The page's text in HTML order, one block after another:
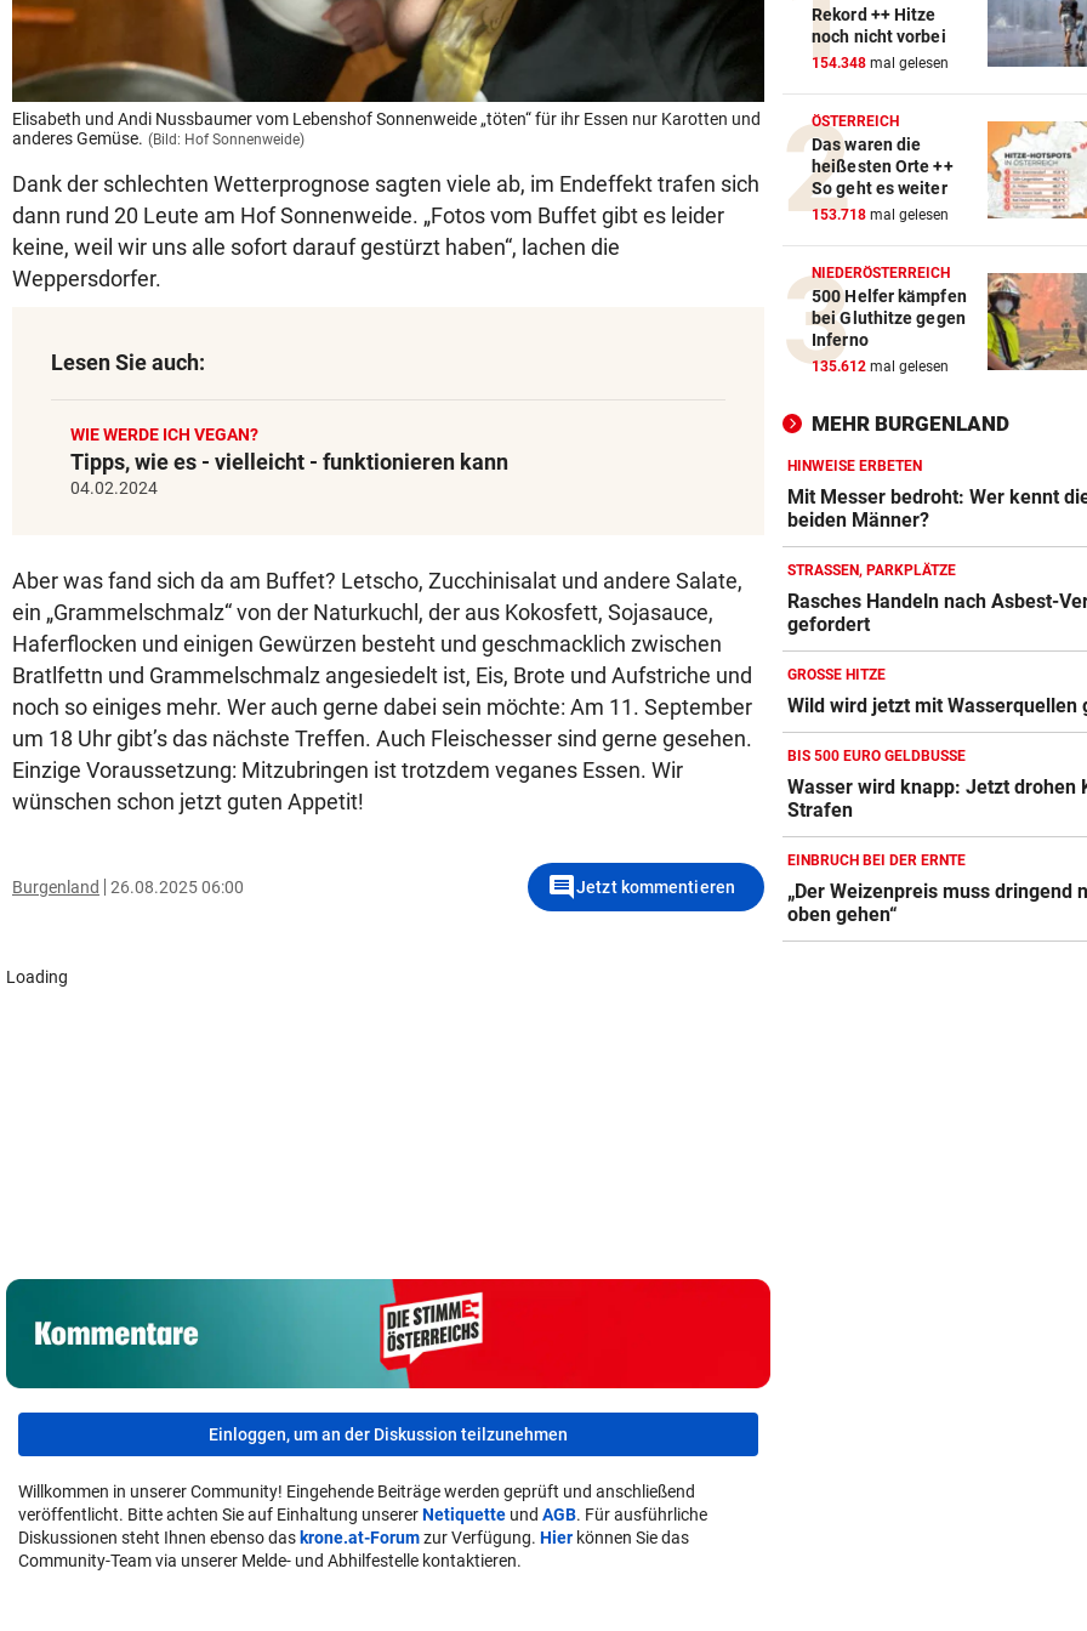
Elisabeth und Andi Nussbaumer vom Lebenshof Sonnenweide „töten“ für ihr Essen nur Karotten und
anderes Gemüse. (Bild: Hof Sonnenweide)
Dank der schlechten Wetterprognose sagten viele ab, im Endeffekt trafen sich
dann rund 20 Leute am Hof Sonnenweide. „Fotos vom Buffet gibt es leider
keine, weil wir uns alle sofort darauf gestürzt haben“, lachen die
Weppersdorfer.
Lesen Sie auch:
WIE WERDE ICH VEGAN?
Tipps, wie es - vielleicht - funktionieren kann
04.02.2024
Aber was fand sich da am Buffet? Letscho, Zucchinisalat und andere Salate,
ein „Grammelschmalz“ von der Naturkuchl, der aus Kokosfett, Sojasauce,
Haferflocken und einigen Gewürzen besteht und geschmacklich zwischen
Bratlfettn und Grammelschmalz angesiedelt ist, Eis, Brote und Aufstriche und
noch so einiges mehr. Wer auch gerne dabei sein möchte: Am 11. September
um 18 Uhr gibt’s das nächste Treffen. Auch Fleischesser sind gerne gesehen.
Einzige Voraussetzung: Mitzubringen ist trotzdem veganes Essen. Wir
wünschen schon jetzt guten Appetit!
Burgenland 26.08.2025 06:00 commentJetzt kommentieren
Einloggen, um an der Diskussion teilzunehmen
Willkommen in unserer Community! Eingehende Beiträge werden geprüft und anschließend
veröffentlicht. Bitte achten Sie auf Einhaltung unsererNetiquette und AGB. Für ausführliche
Diskussionen steht Ihnen ebenso das krone.at-Forumzur Verfügung. Hier können Sie das
Community-Team via unserer Melde- und Abhilfestelle kontaktieren.
Rekord ++ Hitze
noch nicht vorbei
154.348 mal gelesen
ÖSTERREICH
Das waren die
heißesten Orte ++
So geht es weiter
153.718 mal gelesen
NIEDERÖSTERREICH
500 Helfer kämpfen
bei Gluthitze gegen
Inferno
135.612 mal gelesen
MEHR BURGENLAND
HINWEISE ERBETEN
Mit Messer bedroht: Wer kennt
beiden Männer?
STRASSEN, PARKPLÄTZE
Rasches Handeln nach Asbest-
gefordert
GROSSE HITZE
Wild wird jetzt mit Wasserquellen
BIS 500 EURO GELDBUSSE
Wasser wird knapp: Jetzt drohen
Strafen
EINBRUCH BEI DER ERNTE
„Der Weizenpreis muss dringend
oben gehen“